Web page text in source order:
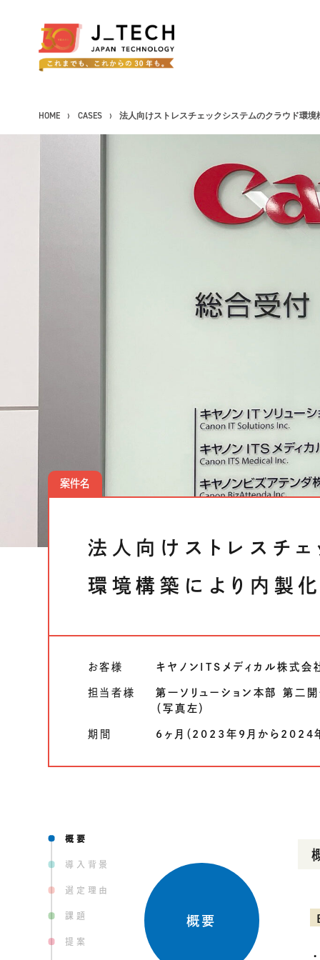
コンセプト
SUSTAINABILITY サ
SDGsへの取り組み
労働情報の公開
COMPANY
会社概要
ご挨拶
沿革
ACCESS
CONTACT お問い合わせ
HOME CASES 法人向けストレスチェックシステムのクラウド環
案件名
法人向けストレスチェ
環境構築により内製
お客様 キヤノンITSメディカル株式会
担当者様
第一ソリューション本部 第
（写真左）
期間 6ヶ月（2023年9月から2024
概要
導入背景
選定理由
課題
提案
概要
・